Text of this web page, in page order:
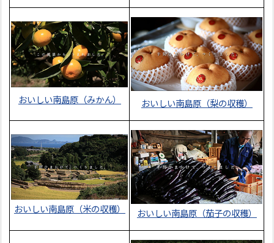
おいしい南島原（みかん） おいしい南島原（梨の収穫）
おいしい南島原（米の収穫） おいしい南島原（茄子の収穫）